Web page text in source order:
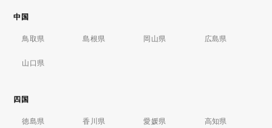
中国
鳥取県 島根県 岡山県 広島県
山口県
四国
徳島県 香川県 愛媛県 高知県